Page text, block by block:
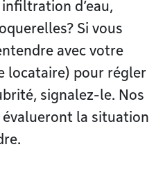
d’eau,
Si vous
avec votre
locataire) pour régler
signalez-le. Nos
évalueront la situation